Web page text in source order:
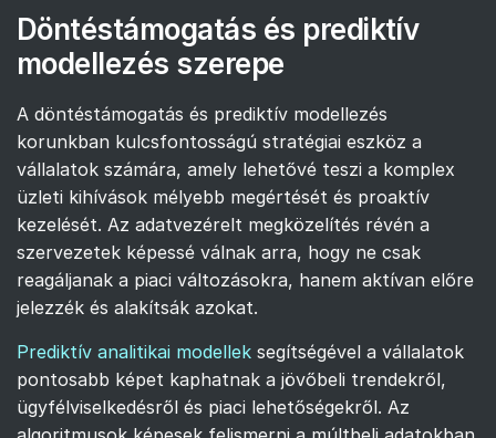
Döntéstámogatás és prediktív
modellezés szerepe
A döntéstámogatás és prediktív modellezés
korunkban kulcsfontosságú stratégiai eszköz a
vállalatok számára, amely lehetővé teszi a komplex
üzleti kihívások mélyebb megértését és proaktív
kezelését. Az adatvezérelt megközelítés révén a
szervezetek képessé válnak arra, hogy ne csak
reagáljanak a piaci változásokra, hanem aktívan előre
jelezzék és alakítsák azokat.
Prediktív analitikai modellek segítségével a vállalatok
pontosabb képet kaphatnak a jövőbeli trendekről,
ügyfélviselkedésről és piaci lehetőségekről. Az